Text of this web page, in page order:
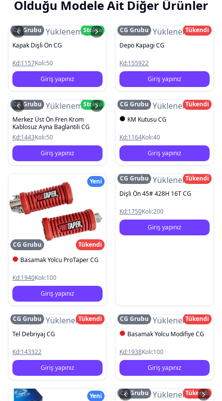
Olduğu Modele Ait Diğer Ürünler
Resim Yüklenemedi
CG Grubu
Stokta
Kapak Dişli Ön CG
Kd:1157Koli:50
Giriş yapınız
Resim Yüklenemedi
CG Grubu
Tükendi
Depo Kapagi CG
Kd:155922
Giriş yapınız
Resim Yüklenemedi
CG Grubu
Stokta
Merkez Üst Ön Fren Krom
Kablosuz Ayna Baglantili CG
Kd:1443Koli:50
Giriş yapınız
Resim Yüklenemedi
CG Grubu
Tükendi
KM Kutusu CG
Kd:1164Koli:40
Giriş yapınız
Yeni
CG Grubu
Tükendi
Basamak Yolcu ProTaper CG
Kd:1940Koli:100
Giriş yapınız
Resim Yüklenemedi
CG Grubu
Tükendi
Dişli Ön 45# 428H 16T CG
Kd:1750Koli:200
Giriş yapınız
Resim Yüklenemedi
CG Grubu
Tükendi
Tel Debriyaj CG
Kd:143322
Giriş yapınız
Resim Yüklenemedi
CG Grubu
Tükendi
Basamak Yolcu Modifiye CG
Kd:1938Koli:100
Giriş yapınız
Yeni Resim Yüklenemedi
CG Grubu
Tükendi